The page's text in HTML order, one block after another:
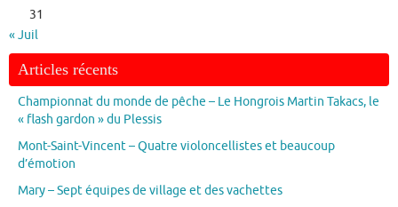
31
« Juil
Articles récents
Championnat du monde de pêche – Le Hongrois Martin Takacs, le
« flash gardon » du Plessis
Mont-Saint-Vincent – Quatre violoncellistes et beaucoup
d’émotion
Mary – Sept équipes de village et des vachettes